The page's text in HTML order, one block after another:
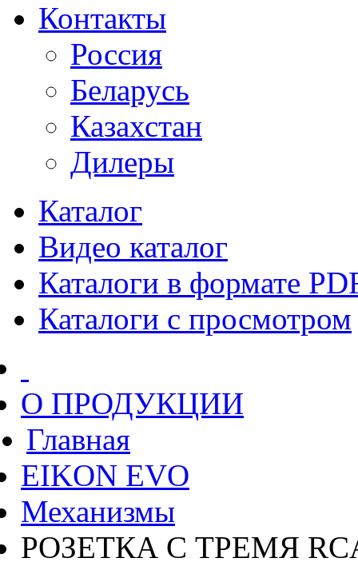
Контакты
Россия
Беларусь
Казахстан
Дилеры
Каталог
Видео каталог
Каталоги в формате
Каталоги с просмотром
О ПРОДУКЦИИ
Главная
EIKON EVO
Механизмы
РОЗЕТКА С ТРЕМЯ